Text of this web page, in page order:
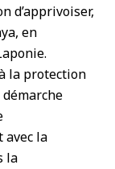
d’apprivoiser,
en
la protection
avec la
la